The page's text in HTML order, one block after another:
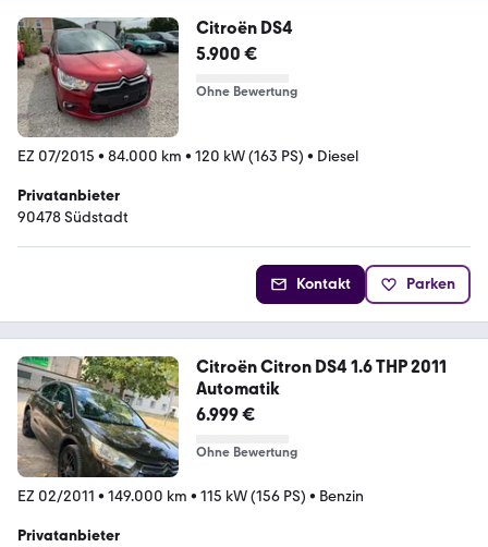
Citroën DS4
5.900 €
Ohne Bewertung
EZ 07/2015 • 84.000 km • 120 kW (163 PS) • Diesel
Privatanbieter
90478 Südstadt
Kontakt Parken
Citroën Citron DS4 1.6 THP 2011
Automatik
6.999 €
Ohne Bewertung
EZ 02/2011 • 149.000 km • 115 kW (156 PS) • Benzin
Privatanbieter